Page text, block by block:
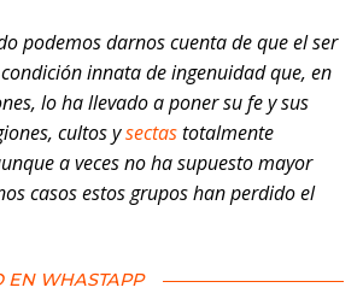
podemos darnos cuenta de que el ser
innata de ingenuidad que, en
lo ha llevado a poner su fe y sus
cultos ysectastotalmente
a veces no ha supuesto mayor
casos estos grupos han perdido el
EN WHASTAPP